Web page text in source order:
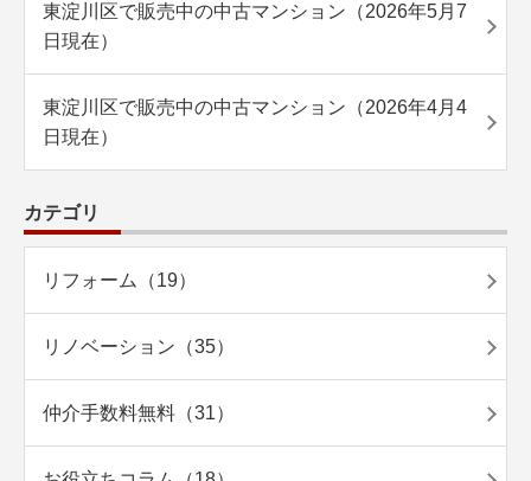
東淀川区で販売中の中古マンション（2026年5月7
日現在）
東淀川区で販売中の中古マンション（2026年4月4
日現在）
カテゴリ
リフォーム（19）
リノベーション（35）
仲介手数料無料（31）